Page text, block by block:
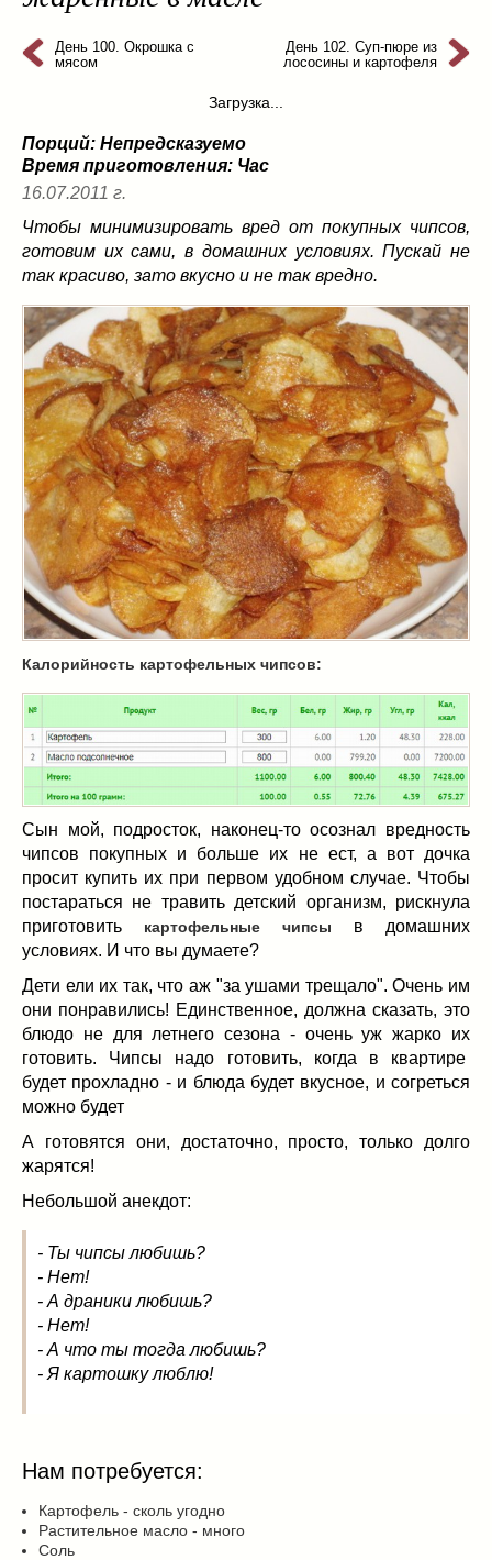
на пикник(13)
рецепты для пароварки(5)
салаты
сладкие блюда(9)
супы(99)
молочные(4)
свекольник(2)
солянка(4)
суп с фрикадельками(8)
суп-пюре(10)
холодные супы(22)
тушеное(42)
Вкусные враги фигуры…(44)
десерты(2)
Масленица(17)
пироги(8)
рецепты теста(2)
торты(12)
без выпечки(5)
хворост(1)
Вкусные полезности(41)
(0)
жареное(3)
запекаем(11)
напитки(1)
разное
рыбные блюда(4)
салаты(11)
соусы(1)
Супы(1)
тушеное(3)
Заначка на зиму! (29)
Грибы(5)
Напитки(3)
Овощные заготовки(11)
Сладкие заготовки
конкурсы
продуктах
Постные рецепты(8)
Праздничные блюда
8 марта(1)
День всех влюбленных
мужские даты(1)
День 100. Окрошка с
мясом
День 102. Суп-пюре из
лососины и картофеля
Загрузка...
Порций: Непредсказуемо
Время приготовления: Час
16.07.2011 г.
Чтобы минимизировать вред от покупных чипсов,
готовим их сами, в домашних условиях. Пускай не
так красиво, зато вкусно и не так вредно.
Калорийность картофельных чипсов:
Сын мой, подросток, наконец-то осознал вредность
чипсов покупных и больше их не ест, а вот дочка
просит купить их при первом удобном случае. Чтобы
постараться не травить детский организм, рискнула
приготовить картофельные чипсы в домашних
условиях. И что вы думаете?
Дети ели их так, что аж "за ушами трещало". Очень им
они понравились! Единственное, должна сказать, это
блюдо не для летнего сезона - очень уж жарко их
готовить. Чипсы надо готовить, когда в квартире
будет прохладно - и блюда будет вкусное, и согреться
можно будет
А готовятся они, достаточно, просто, только долго
жарятся!
Небольшой анекдот:
- Ты чипсы любишь?
- Нет!
- А драники любишь?
- Нет!
- А что ты тогда любишь?
- Я картошку люблю!
Нам потребуется:
Картофель - сколь угодно
Растительное масло - много
Соль